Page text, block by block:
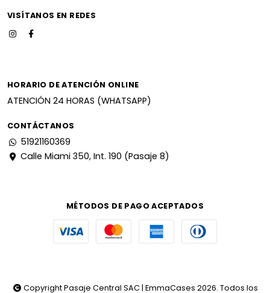
VISÍTANOS EN REDES
HORARIO DE ATENCIÓN ONLINE
ATENCIÓN 24 HORAS (WHATSAPP)
CONTÁCTANOS
51921160369
Calle Miami 350, Int. 190 (Pasaje 8)
MÉTODOS DE PAGO ACEPTADOS
Copyright Pasaje Central SAC | EmmaCases 2026. Todos los